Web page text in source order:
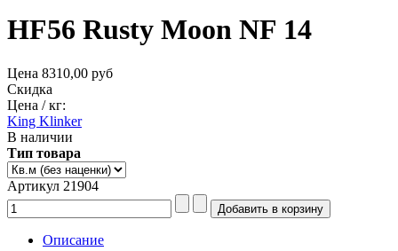
HF56 Rusty Moon NF 14
Цена 8310,00 руб
Скидка
Цена / кг:
King Klinker
В наличии
Тип товара
Артикул 21904
Описание